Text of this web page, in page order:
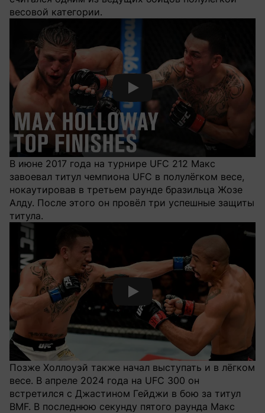
весовой категории.
Смотреть видео YouTube
В июне 2017 года на турнире UFC 212 Макс
завоевал титул чемпиона UFC в полулёгком весе,
нокаутировав в третьем раунде бразильца Жозе
Алду. После этого он провёл три успешные защиты
титула.
Смотреть видео YouTube
Позже Холлоуэй также начал выступать и в лёгком
весе. В апреле 2024 года на UFC 300 он
встретился с Джастином Гейджи в бою за титул
BMF. В последнюю секунду пятого раунда Макс